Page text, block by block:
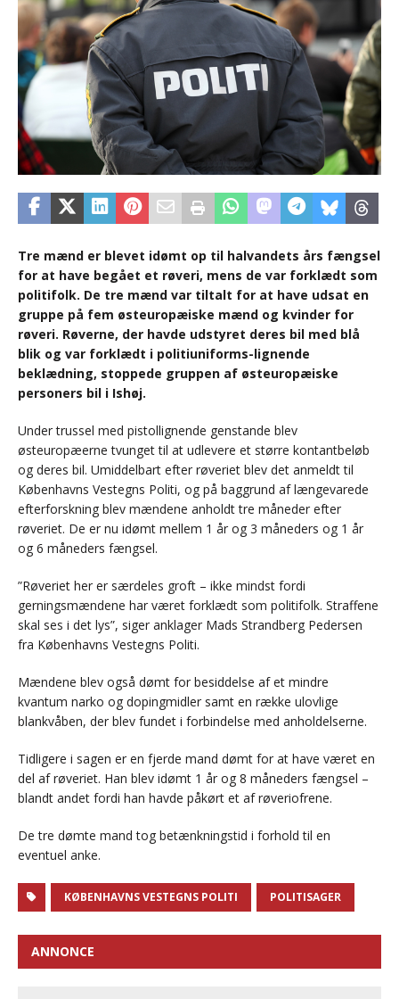
Tre mænd er blevet idømt op til halvandets års fængsel
for at have begået et røveri, mens de var forklædt som
politifolk. De tre mænd var tiltalt for at have udsat en
gruppe på fem østeuropæiske mænd og kvinder for
røveri. Røverne, der havde udstyret deres bil med blå
blik og var forklædt i politiuniforms-lignende
beklædning, stoppede gruppen af østeuropæiske
personers bil i Ishøj.
Under trussel med pistollignende genstande blev
østeuropæerne tvunget til at udlevere et større kontantbeløb
og deres bil. Umiddelbart efter røveriet blev det anmeldt til
Københavns Vestegns Politi, og på baggrund af længevarede
efterforskning blev mændene anholdt tre måneder efter
røveriet. De er nu idømt mellem 1 år og 3 måneders og 1 år
og 6 måneders fængsel.
”Røveriet her er særdeles groft – ikke mindst fordi
gerningsmændene har været forklædt som politifolk. Straffene
skal ses i det lys”, siger anklager Mads Strandberg Pedersen
fra Københavns Vestegns Politi.
Mændene blev også dømt for besiddelse af et mindre
kvantum narko og dopingmidler samt en række ulovlige
blankvåben, der blev fundet i forbindelse med anholdelserne.
Tidligere i sagen er en fjerde mand dømt for at have været en
del af røveriet. Han blev idømt 1 år og 8 måneders fængsel –
blandt andet fordi han havde påkørt et af røveriofrene.
De tre dømte mand tog betænkningstid i forhold til en
eventuel anke.
KØBENHAVNS VESTEGNS POLITI POLITISAGER
ANNONCE